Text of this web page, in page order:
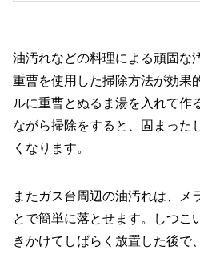
油汚れなどの料理による頑固な
重曹を使用した掃除方法が効果
ルに重曹とぬるま湯を入れて作
ながら掃除をすると、固まった
くなります。
またガス台周辺の油汚れは、メ
とで簡単に落とせます。しつこ
きかけてしばらく放置した後で